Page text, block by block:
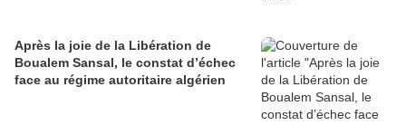
Après la joie de la Libération de
Boualem Sansal, le constat d’échec
face au régime autoritaire algérien